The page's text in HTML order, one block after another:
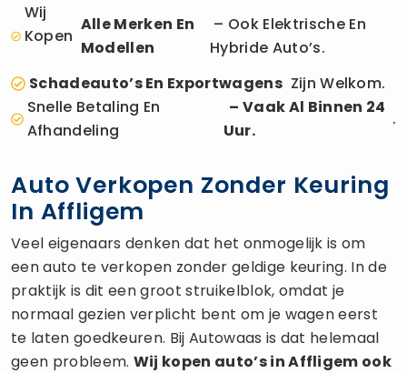
Wij
Kopen
Alle Merken En
Modellen
– Ook Elektrische En
Hybride Auto’s.
Schadeauto’s En ExportwagensZijn Welkom.
Snelle Betaling En
Afhandeling
– Vaak Al Binnen 24
Uur.
.
Auto Verkopen Zonder Keuring
In Affligem
Veel eigenaars denken dat het onmogelijk is om
een auto te verkopen zonder geldige keuring. In de
praktijk is dit een groot struikelblok, omdat je
normaal gezien verplicht bent om je wagen eerst
te laten goedkeuren. Bij Autowaas is dat helemaal
geen probleem. Wij kopen auto’s in Affligem ook